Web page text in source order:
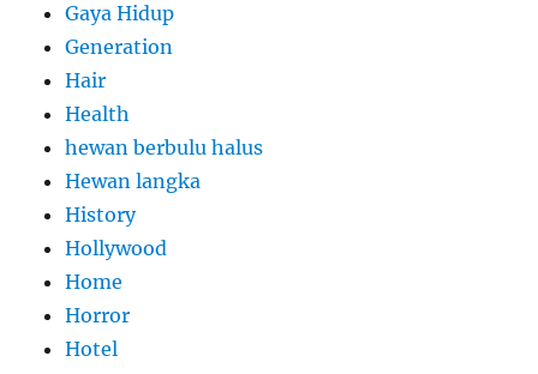
Gaya Hidup
Generation
Hair
Health
hewan berbulu halus
Hewan langka
History
Hollywood
Home
Horror
Hotel